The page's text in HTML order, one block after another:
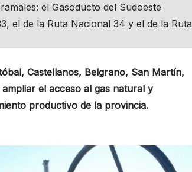
el Gasoducto del Sudoeste
el de la Ruta Nacional 34 y el de la Ruta
Castellanos, Belgrano, San Martín,
el acceso al gas natural y
productivo de la provincia.